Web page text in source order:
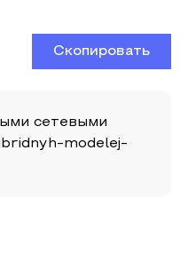
Скопировать
сетевыми
modelej-